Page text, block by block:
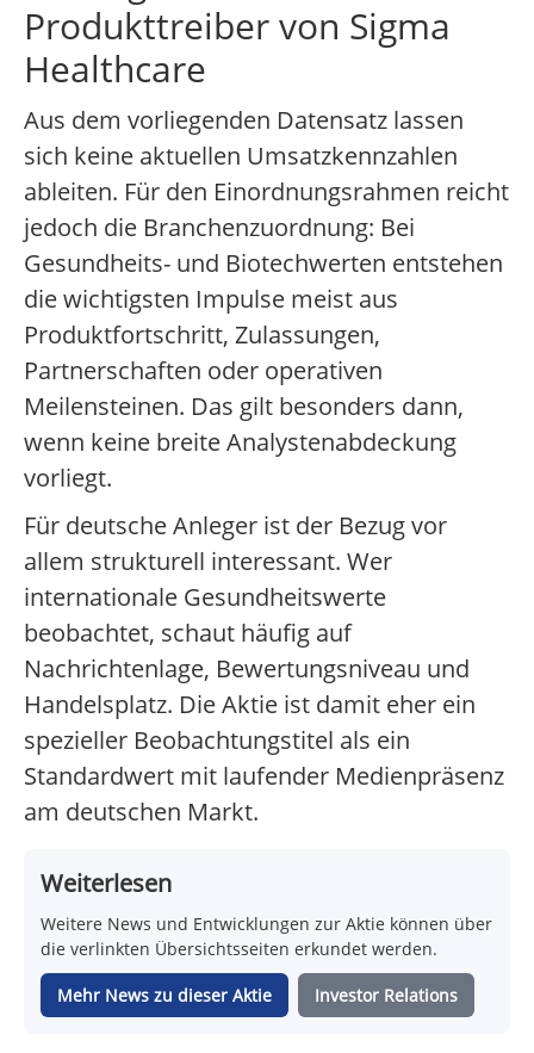
Produkttreiber von Sigma
Healthcare
Aus dem vorliegenden Datensatz lassen
sich keine aktuellen Umsatzkennzahlen
ableiten. Für den Einordnungsrahmen reicht
jedoch die Branchenzuordnung: Bei
Gesundheits- und Biotechwerten entstehen
die wichtigsten Impulse meist aus
Produktfortschritt, Zulassungen,
Partnerschaften oder operativen
Meilensteinen. Das gilt besonders dann,
wenn keine breite Analystenabdeckung
vorliegt.
Für deutsche Anleger ist der Bezug vor
allem strukturell interessant. Wer
internationale Gesundheitswerte
beobachtet, schaut häufig auf
Nachrichtenlage, Bewertungsniveau und
Handelsplatz. Die Aktie ist damit eher ein
spezieller Beobachtungstitel als ein
Standardwert mit laufender Medienpräsenz
am deutschen Markt.
Weiterlesen
Weitere News und Entwicklungen zur Aktie können über
die verlinkten Übersichtsseiten erkundet werden.
Mehr News zu dieser Aktie Investor Relations